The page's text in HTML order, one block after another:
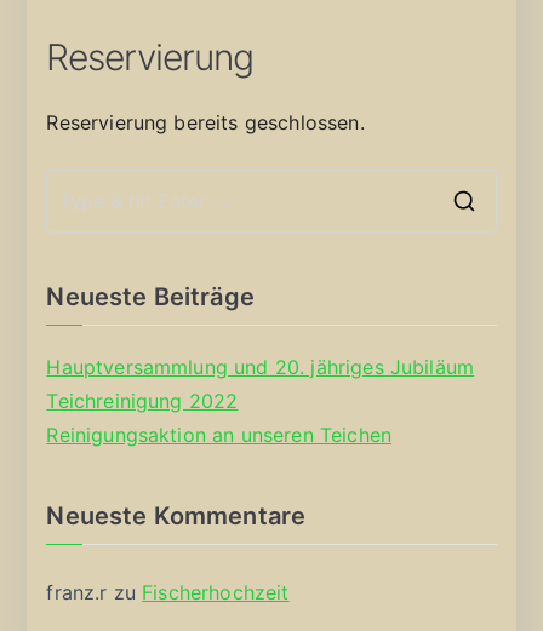
Reservierung
Reservierung bereits geschlossen.
Neueste Beiträge
Hauptversammlung und 20. jähriges Jubiläum
Teichreinigung 2022
Reinigungsaktion an unseren Teichen
Neueste Kommentare
franz.r zu Fischerhochzeit